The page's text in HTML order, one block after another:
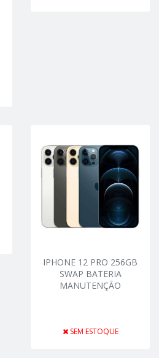
IPHONE 12 PRO 256GB
SWAP BATERIA
MANUTENÇÃO
SEM ESTOQUE